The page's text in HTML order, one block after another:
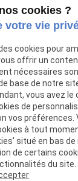
Horaire
Lundi-
Samedi
9h30 -
18h
cookies ?
votre vie
cookies pour
offrir un
nécessaires
base de notre
vous avez le
de
vos préférences.
à tout
situé en bas
de certains
du site.